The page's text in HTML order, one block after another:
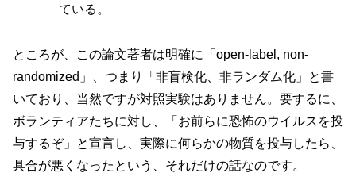
ている。
ところが、この論文著者は明確に「open-label, non-
randomized」、つまり「非盲検化、非ランダム化」と書
いており、当然ですが対照実験はありません。要するに、
ボランティアたちに対し、「お前らに恐怖のウイルスを投
与するぞ」と宣言し、実際に何らかの物質を投与したら、
具合が悪くなったという、それだけの話なのです。